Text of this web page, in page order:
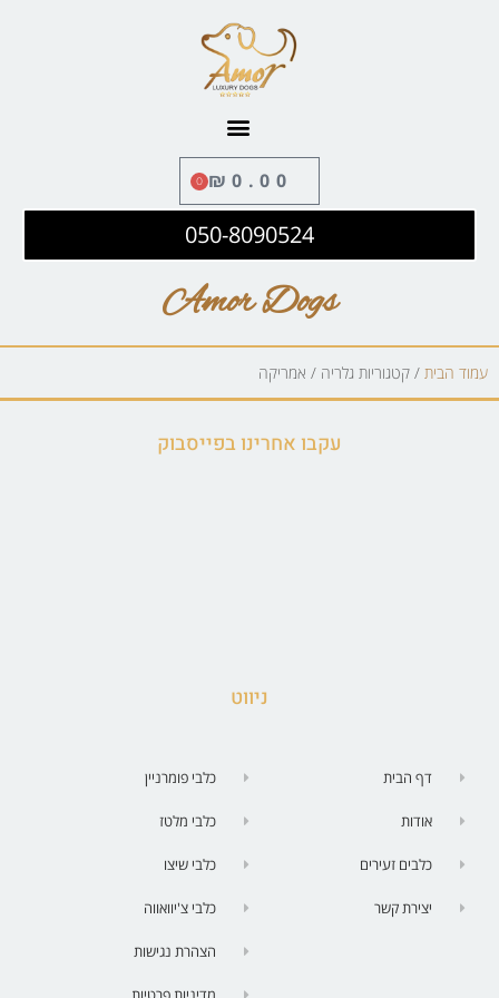
₪0.00
0
050-8090524
Amor Dogs
עמוד הבית / קטגוריות גלריה / אמריקה
עקבו אחרינו בפייסבוק
ניווט
דף הבית
אודות
כלבים זעירים
יצירת קשר
כלבי פומרניין
כלבי מלטז
כלבי שיצו
כלבי צ'יוואווה
הצהרת נגישות